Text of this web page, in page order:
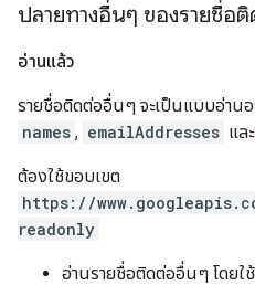
ปลายทางอื่นๆ ของรายชื่อ
อ่านแล้ว
รายชื่อติดต่ออื่นๆ จะเป็นแบบอ่านอ
names , emailAddresses และ
ต้องใช้ขอบเขต
https://
readonly
อ่านรายชื่อติดต่ออื่นๆ โดยใช้